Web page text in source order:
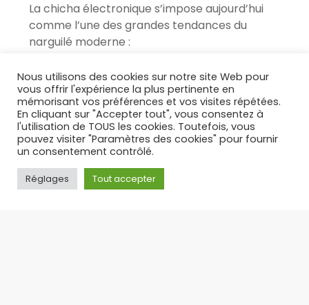
La chicha électronique s’impose aujourd’hui
comme l’une des grandes tendances du
narguilé moderne :
17/12/2025
Nous utilisons des cookies sur notre site Web pour
vous offrir l'expérience la plus pertinente en
mémorisant vos préférences et vos visites répétées.
En cliquant sur "Accepter tout", vous consentez à
l'utilisation de TOUS les cookies. Toutefois, vous
pouvez visiter "Paramètres des cookies" pour fournir
un consentement contrôlé.
Réglages Tout accepter